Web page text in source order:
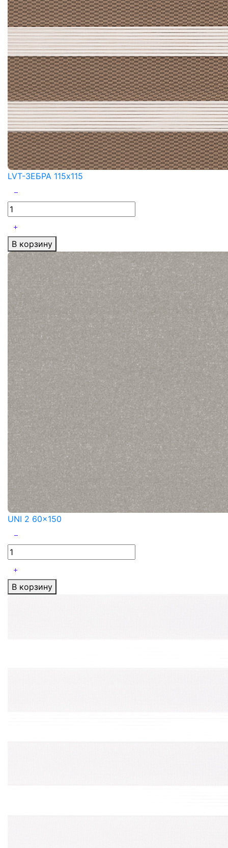
LVT-ЗЕБРА 115x115
В корзину
UNI 2 60x150
В корзину